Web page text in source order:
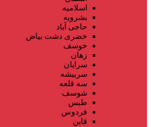
اسلامیه
بشرویه
حاجی آباد
خضری دشت بیاض
خوسف
زهان
سرایان
سربیشه
سه قلعه
شوسف
طبس
فردوس
قاین